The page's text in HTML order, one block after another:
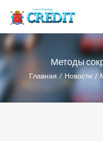
Методы
Главная Новости